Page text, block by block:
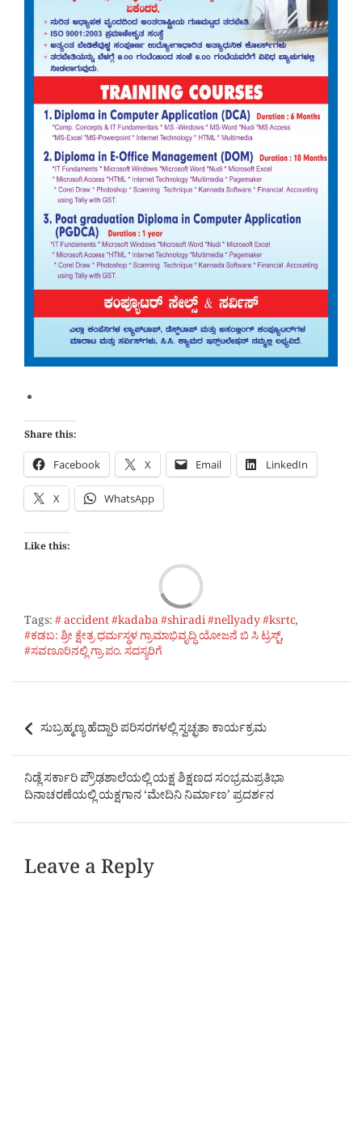
Share this:
Facebook X Email LinkedIn
X WhatsApp
Like this:
Tags:# accident #kadaba #shiradi #nellyady #ksrtc,
#ಕಡಬ: ಶ್ರೀ ಕ್ಷೇತ್ರ ಧರ್ಮಸ್ಥಳ ಗ್ರಾಮಾಭಿವೃದ್ಧಿ ಯೋಜನೆ ಬಿ ಸಿ ಟ್ರಸ್ಟ್‌,
#ಸವಣೂರಿನಲ್ಲಿ ಗ್ರಾ.ಪಂ. ಸದಸ್ಯರಿಗೆ
Post
navigation
ಸುಬ್ರಹ್ಮಣ್ಯ ಹೆದ್ದಾರಿ ಪರಿಸರಗಳಲ್ಲಿ ಸ್ವಚ್ಛತಾ ಕಾರ್ಯಕ್ರಮ
ನಿಡ್ಲೆ ಸರ್ಕಾರಿ ಪ್ರೌಢಶಾಲೆಯಲ್ಲಿ ಯಕ್ಷ ಶಿಕ್ಷಣದ ಸಂಭ್ರಮಪ್ರತಿಭಾ
ದಿನಾಚರಣೆಯಲ್ಲಿ ಯಕ್ಷಗಾನ ‘ಮೇದಿನಿ ನಿರ್ಮಾಣ’ ಪ್ರದರ್ಶನ
Leave a Reply